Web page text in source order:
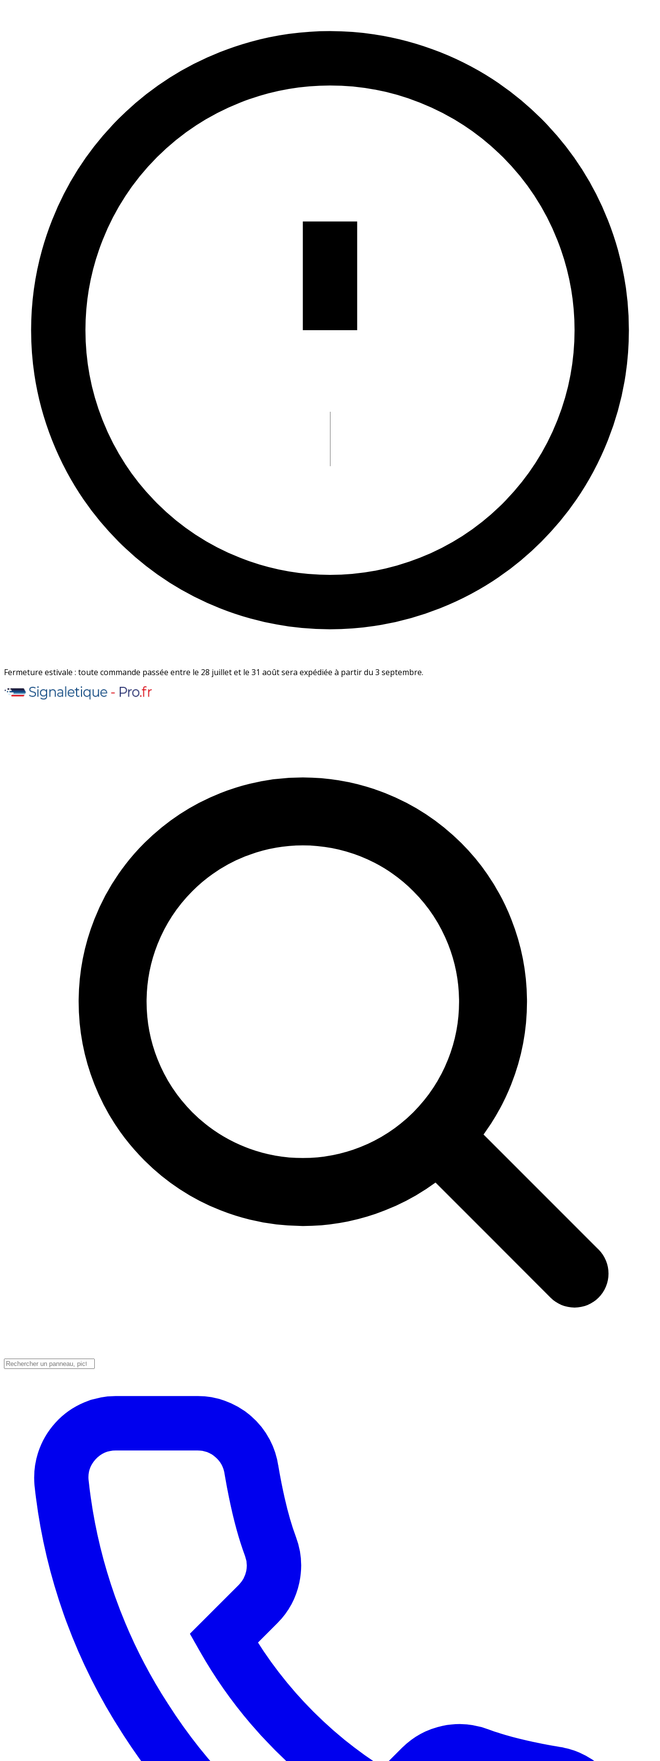
Fermeture estivale : toute commande passée entre le 28 juillet et le 31 août sera expédiée à partir du 3 septembre.